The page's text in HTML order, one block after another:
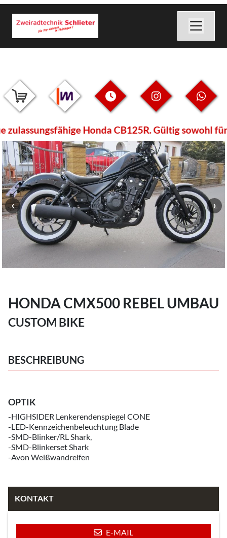
Honda CB125R. Gültig sowohl
HONDA CMX500 REBEL UMBAU
CUSTOM BIKE
BESCHREIBUNG
OPTIK
-HIGHSIDER Lenkerendenspiegel CONE
-LED-Kennzeichenbeleuchtung Blade
-SMD-Blinker/RL Shark,
-SMD-Blinkerset Shark
-Avon Weißwandreifen
KONTAKT
E-MAIL